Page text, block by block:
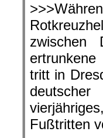
zwischen
tritt in
Fußtritten